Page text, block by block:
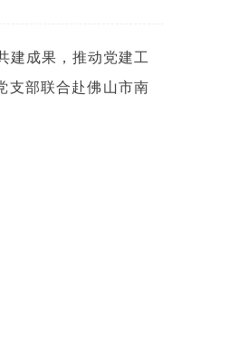
建成果，推动党建工
支部联合赴佛山市南